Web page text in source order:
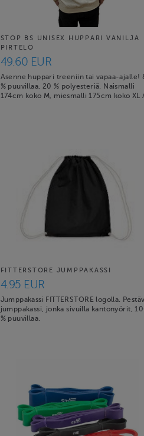
STOP BS UNISEX HUPPARI VANILJA
PIRTELÖ
49.60 EUR
Asenne huppari treeniin tai vapaa-ajalle!
% puuvillaa, 20 % polyesteriä. Naismalli
174cm koko M, miesmalli 175cm koko XL
FITTERSTORE JUMPPAKASSI
4.95 EUR
Jumppakassi FITTERSTORE logolla.
jumppakassi, jonka sivuilla kantonyörit,
% puuvillaa.